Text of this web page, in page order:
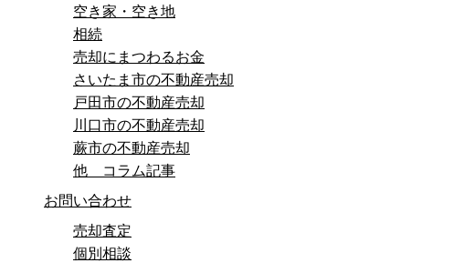
空き家・空き地
相続
売却にまつわるお金
さいたま市の不動産売却
戸田市の不動産売却
川口市の不動産売却
蕨市の不動産売却
他 コラム記事
お問い合わせ
売却査定
個別相談